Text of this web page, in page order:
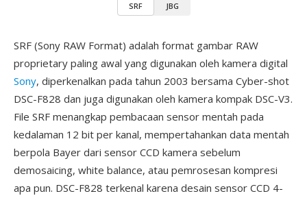
SRF JBG
SRF (Sony RAW Format) adalah format gambar RAW
proprietary paling awal yang digunakan oleh kamera digital
Sony, diperkenalkan pada tahun 2003 bersama Cyber-shot
DSC-F828 dan juga digunakan oleh kamera kompak DSC-V3.
File SRF menangkap pembacaan sensor mentah pada
kedalaman 12 bit per kanal, mempertahankan data mentah
berpola Bayer dari sensor CCD kamera sebelum
demosaicing, white balance, atau pemrosesan kompresi
apa pun. DSC-F828 terkenal karena desain sensor CCD 4-